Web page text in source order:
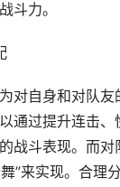
斗力。
对自身和对队友
通过提升连击、
战斗表现。而对
”来实现。合理